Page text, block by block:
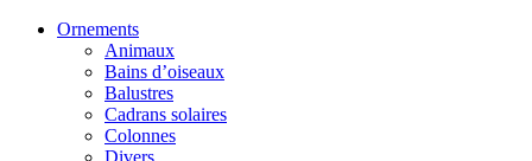
Ornements
Animaux
Bains d’oiseaux
Balustres
Cadrans solaires
Colonnes
Divers